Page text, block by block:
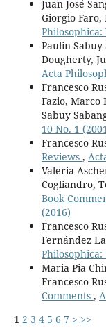
Juan José
Giorgio Faro,
Philosophica:
Paulin Sabuy
Dougherty,
Acta
Francesco
Fazio, Marco
Sabuy
10 No. 1
Francesco
Reviews ,
Valeria
Cogliandro,
Book
(2016)
Francesco
Fernández
Philosophica:
Maria Pia
Francesco
Comments ,
1 2 3 4 5 6 7 > >>